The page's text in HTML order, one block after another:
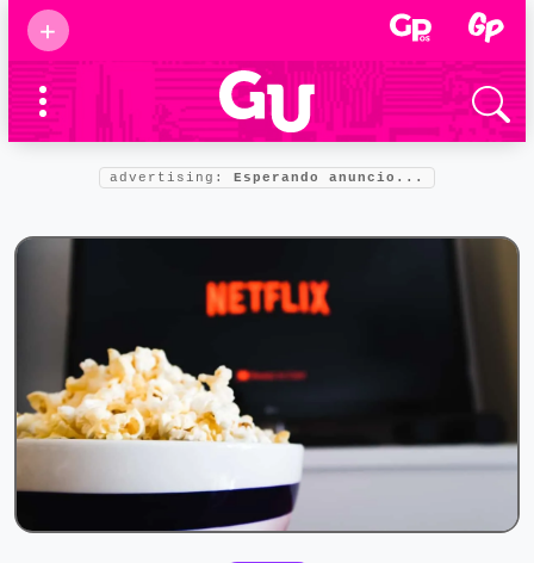
+
Supermamás
2025
Marcas de
confianza
Foro salud
advertising: Esperando anuncio...